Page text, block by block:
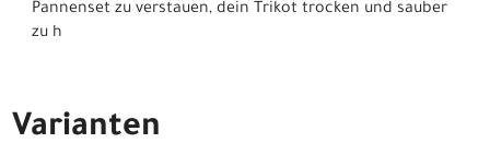
Pannenset zu verstauen, dein Trikot trocken und sauber
zu h
Varianten